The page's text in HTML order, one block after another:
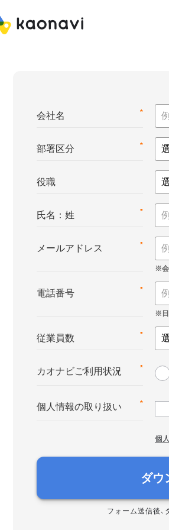
*
会社名
*
部署区分
役職
*
氏名：姓
*
メールアドレス
*
電話番号
*
従業員数
*
カオナビご利用状況
*
個人情報の取り扱い
個
ダウ
フォーム送信後